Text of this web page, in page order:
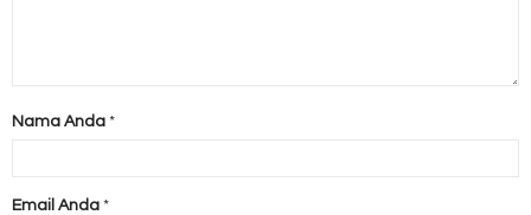
Nama Anda *
Email Anda *